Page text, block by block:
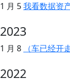
1 月 5我看数据资
2023
1 月 8 （车已经
2022